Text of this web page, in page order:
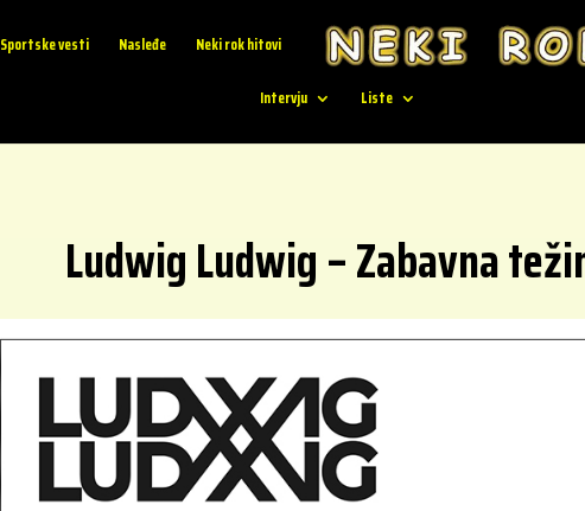
Sportske vesti Nasleđe Neki rok hitovi
Intervju Liste
Ludwig Ludwig – Zabavna